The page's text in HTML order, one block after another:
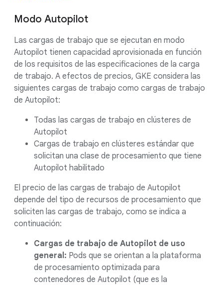
Modo Autopilot
Las cargas de trabajo que se ejecutan en modo
Autopilot tienen capacidad aprovisionada en función
de los requisitos de las especificaciones de la carga
de trabajo. A efectos de precios, GKE considera las
siguientes cargas de trabajo como cargas de trabajo
de Autopilot:
Todas las cargas de trabajo en clústeres de
Autopilot
Cargas de trabajo en clústeres estándar que
solicitan una clase de procesamiento que tiene
Autopilot habilitado
El precio de las cargas de trabajo de Autopilot
depende del tipo de recursos de procesamiento que
soliciten las cargas de trabajo, como se indica a
continuación:
Cargas de trabajo de Autopilot de uso
general: Pods que se orientan a la plataforma
de procesamiento optimizada para
contenedores de Autopilot (que es la